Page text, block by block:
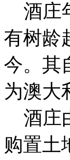
酒庄
有树龄
今。其
为澳大
酒庄
购置土